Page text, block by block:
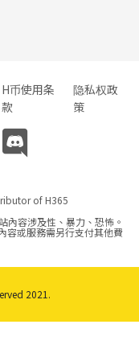
H币使用条
款
隐私权政
策
of H365
內容涉及性、暴力、恐怖。
容或服務需另行支付其他費
2021.